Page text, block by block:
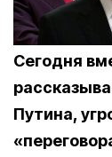
Сегодня
Путина,